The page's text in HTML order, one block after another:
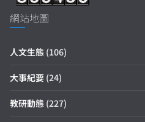
網站地圖
人文生態 (106)
大事紀要 (24)
教研動態 (227)